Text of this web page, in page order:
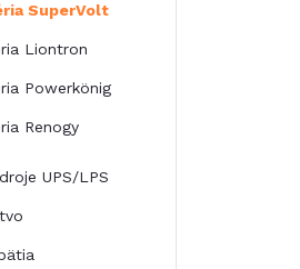
SuperVolt
Liontron
Powerkönig
Renogy
UPS/LPS